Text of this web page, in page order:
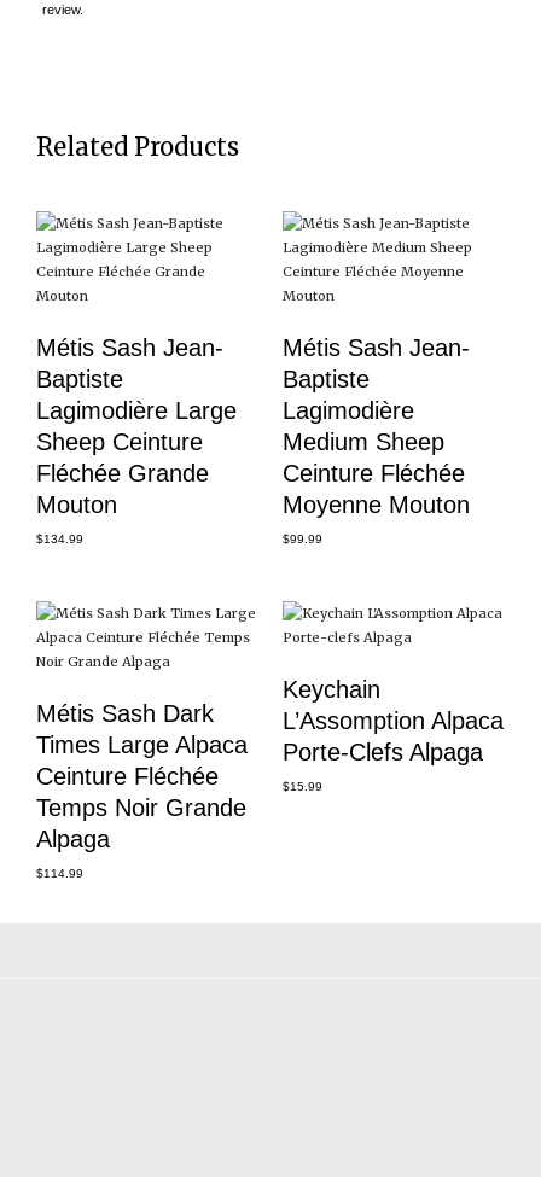
review.
Related Products
Métis Sash Jean-
Baptiste
Lagimodière Large
Sheep Ceinture
Fléchée Grande
Mouton
$134.99
Métis Sash Jean-
Baptiste
Lagimodière
Medium Sheep
Ceinture Fléchée
Moyenne Mouton
$99.99
Métis Sash Dark
Times Large Alpaca
Ceinture Fléchée
Temps Noir Grande
Alpaga
$114.99
Keychain
L’Assomption Alpaca
Porte-Clefs Alpaga
$15.99